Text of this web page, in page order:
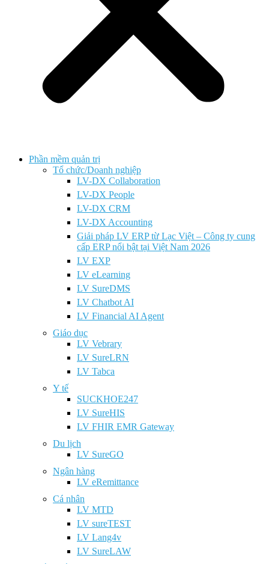
Phần mềm quản trị
Tổ chức/Doanh nghiệp
LV-DX Collaboration
LV-DX People
LV-DX CRM
LV-DX Accounting
Giải pháp LV ERP từ Lạc Việt – Công ty cung
cấp ERP nổi bật tại Việt Nam 2026
LV EXP
LV eLearning
LV SureDMS
LV Chatbot AI
LV Financial AI Agent
Giáo dục
LV Vebrary
LV SureLRN
LV Tabca
Y tế
SUCKHOE247
LV SureHIS
LV FHIR EMR Gateway
Du lịch
LV SureGO
Ngân hàng
LV eRemittance
Cá nhân
LV MTD
LV sureTEST
LV Lang4v
LV SureLAW